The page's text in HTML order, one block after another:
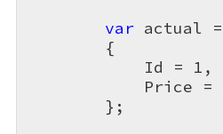
var actual =
        {
            Id =
1 ,
            Price =
        };